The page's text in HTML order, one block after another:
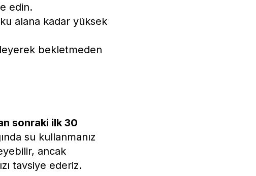
edin.
alana kadar yüksek
bekletmeden
sonraki ilk 30
su kullanmanız
ancak
tavsiye ederiz.